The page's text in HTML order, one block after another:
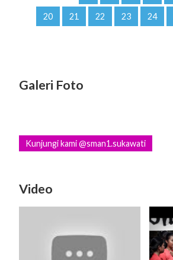
20 21 22 23 24
Galeri Foto
Kunjungi kami @sman1.sukawati
Video